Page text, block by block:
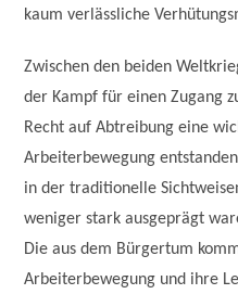
kaum verlässliche
Zwischen den beiden
der Kampf für einen Zugang
Recht auf Abtreibung eine
Arbeiterbewegung
in der traditionelle
weniger stark ausgeprägt
Die aus dem Bürgertum
Arbeiterbewegung und ihre